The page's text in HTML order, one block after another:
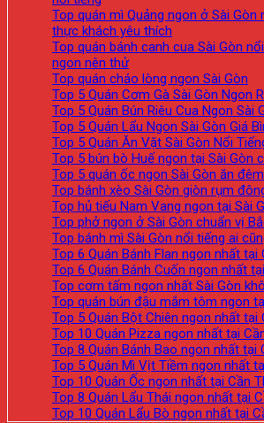
Top quán mì Quảng ngon ở Sài
thực khách yêu thích
Top quán bánh canh cua Sài Gòn
ngon nên thử
Top quán cháo lòng ngon Sài Gòn
Top 5 Quán Cơm Gà Sài Gòn Ngon
Top 5 Quán Bún Riêu Cua Ngon Sài
Top 5 Quán Lẩu Ngon Sài Gòn Giá
Top 5 Quán Ăn Vặt Sài Gòn Nổi
Top 5 bún bò Huế ngon tại Sài Gòn
Top 5 quán ốc ngon Sài Gòn ăn
Top bánh xèo Sài Gòn giòn rụm
Top hủ tiếu Nam Vang ngon tại Sài
Top phở ngon ở Sài Gòn chuẩn vị
Top bánh mì Sài Gòn nổi tiếng ai
Top 6 Quán Bánh Flan ngon nhất tại
Top 6 Quán Bánh Cuốn ngon nhất
Top cơm tấm ngon nhất Sài Gòn
Top quán bún đậu mắm tôm ngon
Top 5 Quán Bột Chiên ngon nhất tại
Top 10 Quán Pizza ngon nhất tại
Top 8 Quán Bánh Bao ngon nhất tại
Top 5 Quán Mì Vịt Tiềm ngon nhất
Top 10 Quán Ốc ngon nhất tại Cần
Top 8 Quán Lẩu Thái ngon nhất tại
Top 10 Quán Lẩu Bò ngon nhất tại